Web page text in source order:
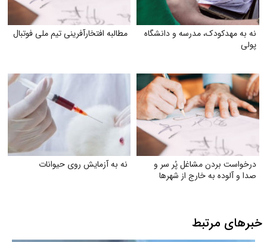
نه به مهدکودک، مدرسه و دانشگاه
پولی
مطالبه افتخارآفرینی تیم ملی فوتبال
درخواست بردن مشاغل پُر سر و
صدا و آلوده به خارج از شهرها
نه به آزمایش روی حیوانات
خبرهای مرتبط